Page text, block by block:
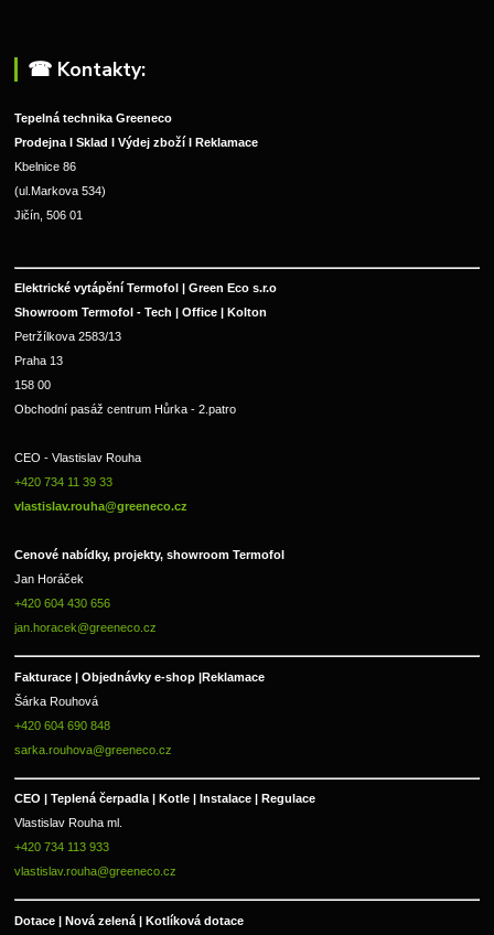
☎︎ Kontakty:
Tepelná technika Greeneco
Prodejna I Sklad I Výdej zboží I Reklamace
Kbelnice 86
(ul.Markova 534)
Jičín, 506 01
Elektrické vytápění Termofol | Green Eco s.r.o
Showroom Termofol - Tech | Office | Kolton
Petržílkova 2583/13
Praha 13
158 00
Obchodní pasáž centrum Hůrka - 2.patro
CEO - Vlastislav Rouha
+420 734 11 39 33
vlastislav.rouha@greeneco.cz
Cenové nabídky, projekty, showroom Termofol
Jan Horáček
+420 604 430 656
jan.horacek@greeneco.cz
Fakturace | Objednávky e-shop |Reklamace
Šárka Rouhová
+420 604 690 848
sarka.rouhova@greeneco.cz
CEO | Teplená čerpadla | Kotle | Instalace | Regulace
Vlastislav Rouha ml.
+420 734 113 933
vlastislav.rouha@greeneco.cz
Dotace | Nová zelená | Kotlíková dotace